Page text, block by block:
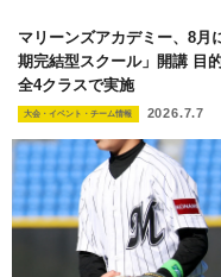
マリーンズアカデミー、8月
期完結型スクール」開講 目
全4クラスで実施
大会・イベント・チーム情報 2026.7.7